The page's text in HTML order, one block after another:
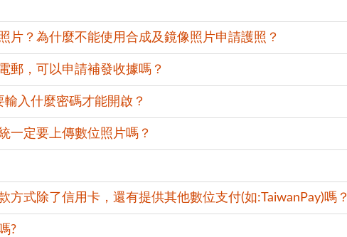
片？為什麼不能使用合成及鏡像照片申請護照？
郵，可以申請補發收據嗎？
入什麼密碼才能開啟？
一定要上傳數位照片嗎？
方式除了信用卡，還有提供其他數位支付(如:TaiwanPay)嗎？
?